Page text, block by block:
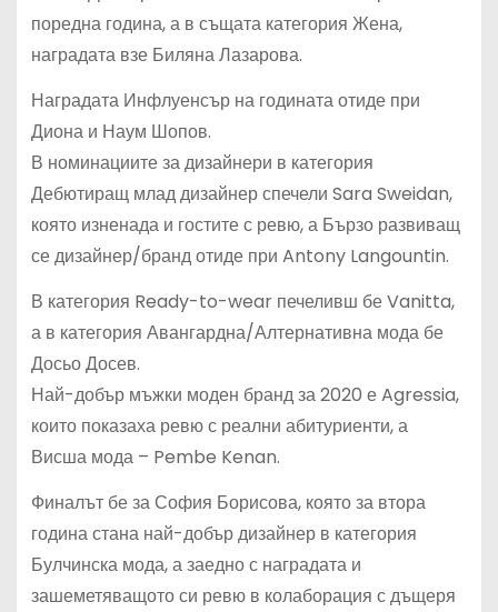
поредна година, а в същата категория Жена,
наградата взе Биляна Лазарова.
Наградата Инфлуенсър на годината отиде при
Диона и Наум Шопов.
В номинациите за дизайнери в категория
Дебютиращ млад дизайнер спечели Sara Sweidan,
която изненада и гостите с ревю, а Бързо развиващ
се дизайнер/бранд отиде при Antony Langountin.
В категория Ready-to-wear печеливш бе Vanitta,
а в категория Авангардна/Алтернативна мода бе
Досьо Досев.
Най-добър мъжки моден бранд за 2020 е Agressia,
които показаха ревю с реални абитуриенти, а
Висша мода – Pembe Kenan.
Финалът бе за София Борисова, която за втора
година стана най-добър дизайнер в категория
Булчинска мода, а заедно с наградата и
зашеметяващото си ревю в колаборация с дъщеря